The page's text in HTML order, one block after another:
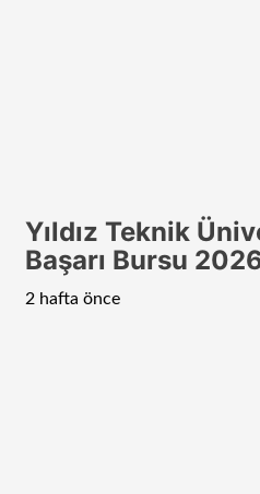
Yıldız Teknik
Başarı Bursu
2 hafta önce